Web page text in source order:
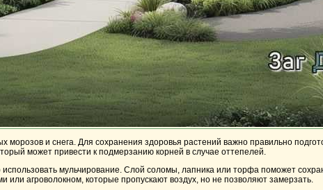
и снега. Для сохранения здоровья растений важно правильно
может привести к подмерзанию корней в случае оттепелей.
мульчирование. Слой соломы, лапника или торфа поможет
агроволокном, которые пропускают воздух, но не позволяют замерзать.